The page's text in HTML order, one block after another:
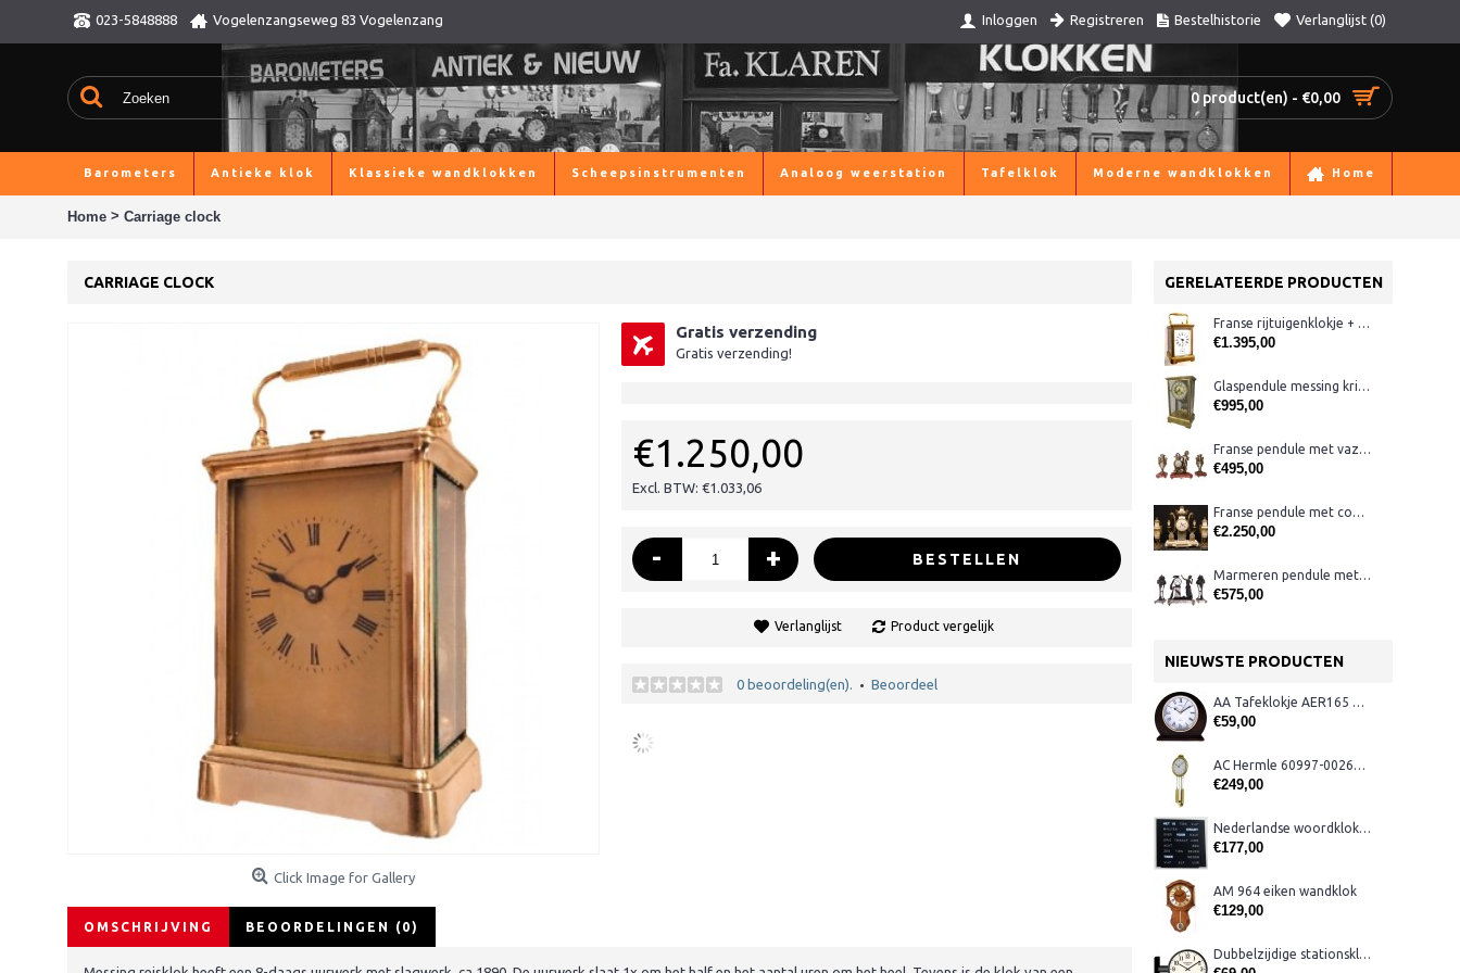
023-5848888 Vogelenzangseweg 83 Vogelenzang Inloggen Registreren Bestelhistorie Verlanglijst (0)
0 product(en) - €0,00
Barometers Antieke klok Klassieke wandklokken Scheepsinstrumenten Analoog weerstation Tafelklok Moderne wandklokken Home
Home > Carriage clock
GERELATEERDE PRODUCTEN
Franse rijtuigenklokje + slagwerk, wekker
€1.395,00
Glaspendule messing kristal
€995,00
Franse pendule met vazen
€495,00
Franse pendule met coups
€2.250,00
Marmeren pendule met coups
€575,00
NIEUWSTE PRODUCTEN
AA Tafeklokje AER165 noten
€59,00
AC Hermle 60997-00261 wandklok
€249,00
Nederlandse woordklok zwart AMS 1265
€177,00
AM 964 eiken wandklok
€129,00
Dubbelzijdige stationsklok metaal 1879
CARRIAGE CLOCK
Click Image for Gallery
Gratis verzending
Gratis verzending!
€1.250,00
Excl. BTW: €1.033,06
- + BESTELLEN
Verlanglijst Product vergelijk
0 beoordeling(en). • Beoordeel
OMSCHRIJVING BEOORDELINGEN (0)